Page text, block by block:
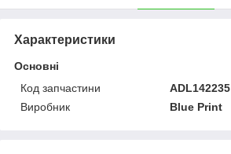
Характеристики
Основні
Код запчастини
ADL142235
Виробник
Blue Print